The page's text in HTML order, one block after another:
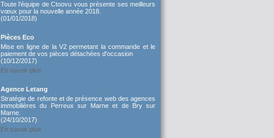
Toute l’équipe de Ctoovu vous présente ses meilleurs
vœux pour la nouvelle année 2018.
(01/01/2018)
Pièces Eco
Mise en ligne de la V2 permetant la commande et le
paiement de vos pièces détachées d'occasion
(10/12/2017)
En savoir plus
Agence Letang
Stratégie de refonte et de présence web des agences
immobilières du Perreux sur Marne et de Bry sur
Marne.
(24/10/2017)
En savoir plus